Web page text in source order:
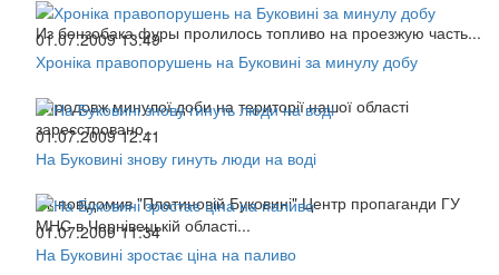
Из бензобака фуры пролилось топливо на проезжую часть...
01.07.2009 13:49
Хроніка правопорушень на Буковині за минулу добу
Впродовж минулої доби на території нашої області
зареєстровано...
01.07.2009 12:41
На Буковині знову гинуть люди на воді
Як повідомив "Платиновій Буковині" Центр пропаганди ГУ
МНС в Чернівецькій області...
01.07.2009 11:34
На Буковині зростає ціна на паливо